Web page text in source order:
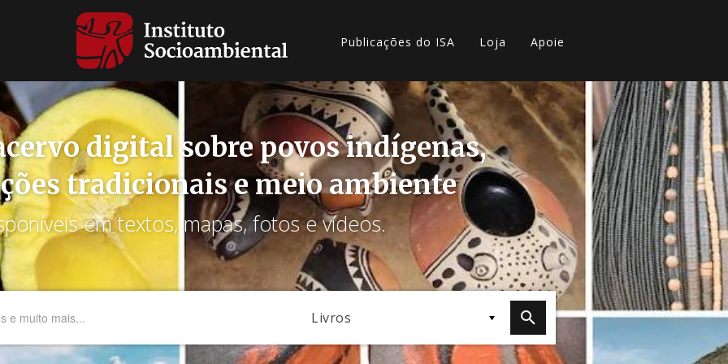
Publicações do ISA Loja Apoie
digital sobre povos indígenas,
tradicionais e meio ambiente
em textos, mapas, fotos e vídeos.
Livros